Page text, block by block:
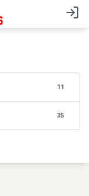
11
35